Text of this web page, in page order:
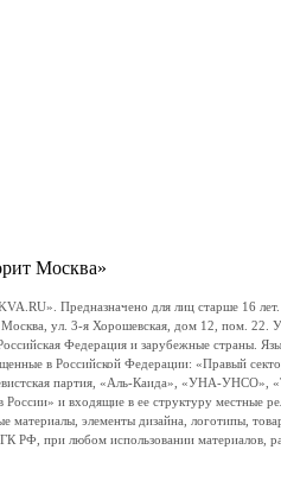
Москва»
Предназначено для лиц старше 16
ул. 3-я Хорошевская, дом 12, пом.
Федерация и зарубежные страны.
в Российской Федерации: «Правый
партия, «Аль-Каида», «УНА-УНСО»,
и входящие в ее структуру местные
материалы, элементы дизайна, логотипы,
РФ, при любом использовании материалов,